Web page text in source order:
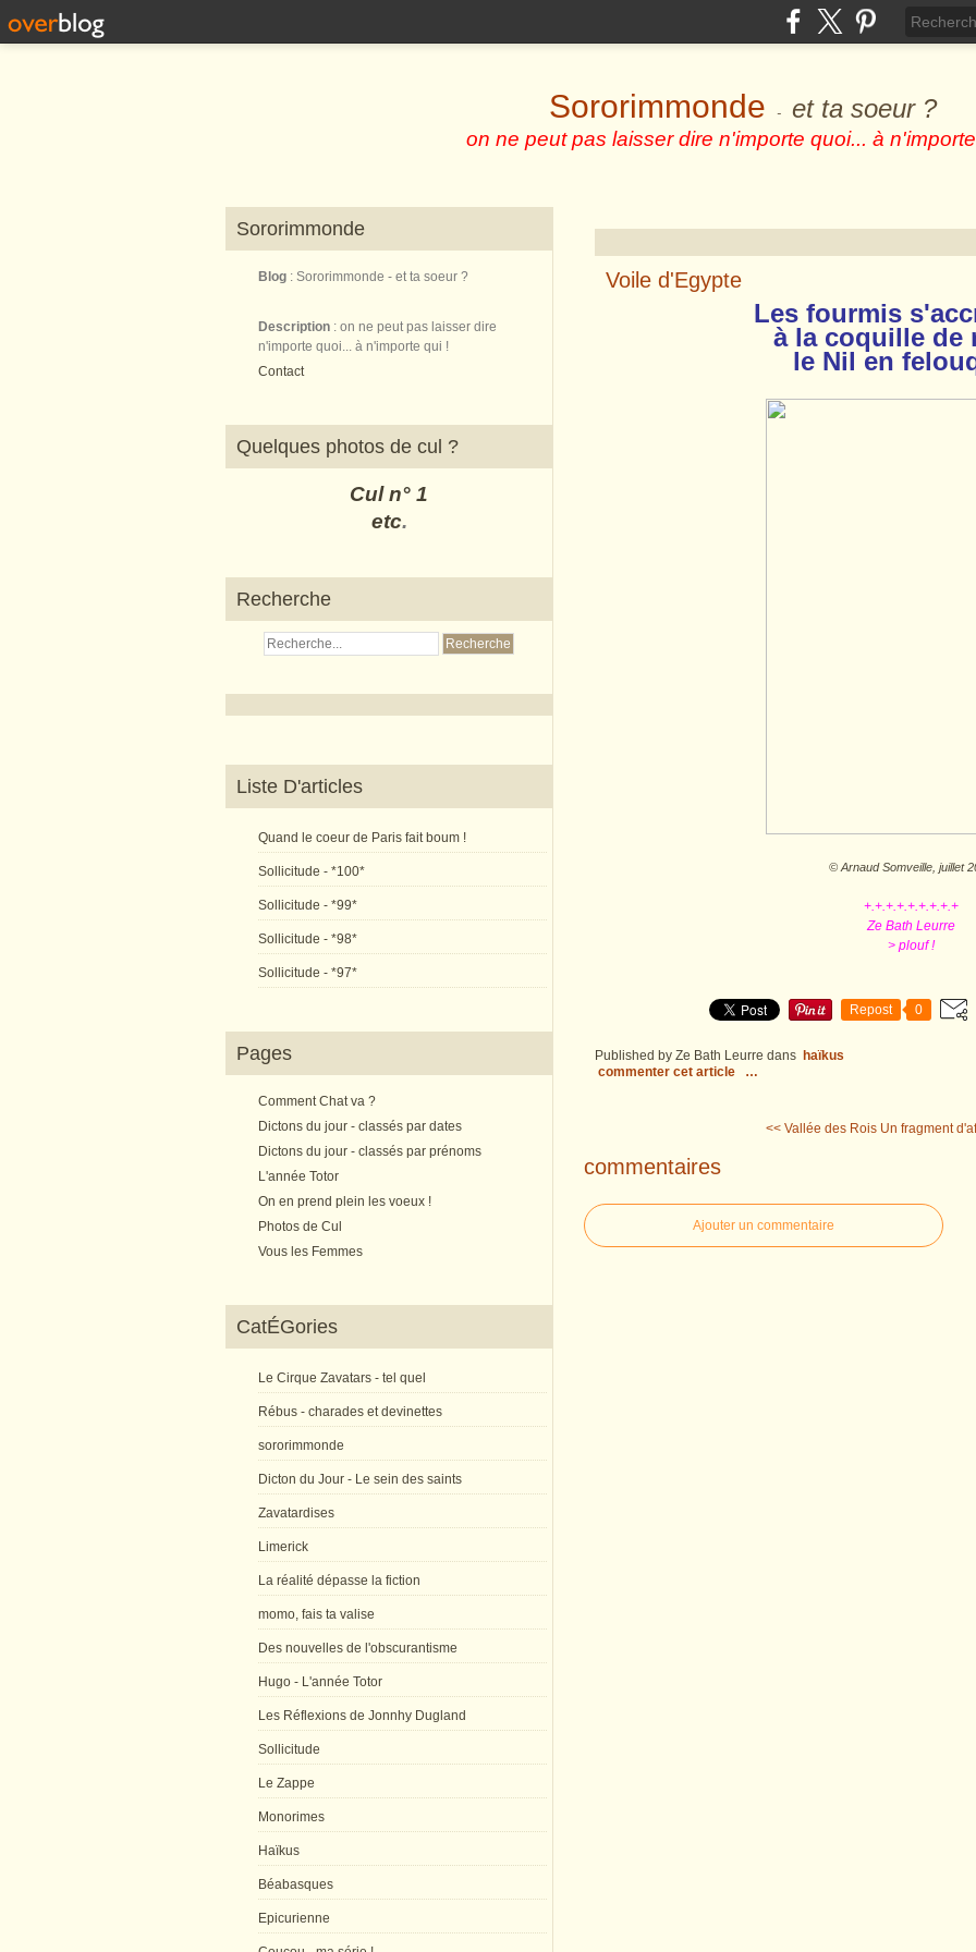
Sororimmonde - et ta soeur ?
on ne peut pas laisser dire n'importe quoi... à
Sororimmonde
Blog : Sororimmonde - et ta soeur ?
Description : on ne peut pas laisser dire
n'importe quoi... à n'importe qui !
Contact
Quelques photos de cul ?
Cul n° 1
etc.
Recherche
Liste D'articles
Quand le coeur de Paris fait boum !
Sollicitude - *100*
Sollicitude - *99*
Sollicitude - *98*
Sollicitude - *97*
Pages
Comment Chat va ?
Dictons du jour - classés par dates
Dictons du jour - classés par prénoms
L'année Totor
On en prend plein les voeux !
Photos de Cul
Vous les Femmes
CatÉGories
Le Cirque Zavatars - tel quel
Rébus - charades et devinettes
sororimmonde
Dicton du Jour - Le sein des saints
Zavatardises
Limerick
La réalité dépasse la fiction
momo, fais ta valise
Des nouvelles de l'obscurantisme
Hugo - L'année Totor
Les Réflexions de Jonnhy Dugland
Sollicitude
Le Zappe
Monorimes
Haïkus
Béabasques
Epicurienne
Voile d'Egypte
Les fourmis
à la coquille de
le Nil en
© Arnaud Somveille, juillet
+.+.+.+.+.+.+.+.+
Ze Bath Leurre
> plouf !
Repost 0
Published by Ze Bath Leurre dans haïkus
commenter cet article
…
<< Vallée des Rois Un fragment
commentaires
Ajouter un commentaire